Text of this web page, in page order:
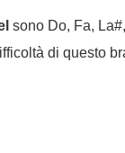
sono Do, Fa,
di questo